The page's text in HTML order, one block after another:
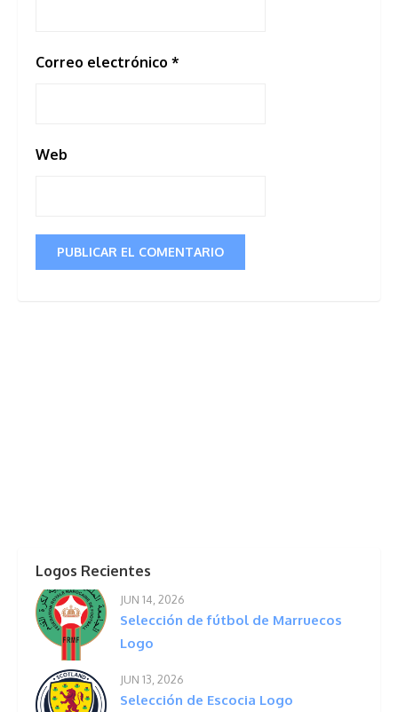
Correo electrónico *
Web
Logos Recientes
JUN 14, 2026
Selección de fútbol de Marruecos
Logo
JUN 13, 2026
Selección de Escocia Logo